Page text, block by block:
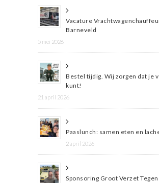
Vacature
Barneveld
5 mei 2026
Bestel tijdig. Wij zorgen dat je
kunt!
21 april 2026
Paaslunch: samen eten en
2 april 2026
Sponsoring Groot Verzet